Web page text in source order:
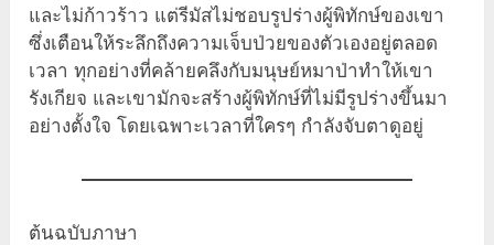
และไม่ก้าวร้าว แต่รีมัสไม่ชอบรูปร่างผู้พิทักษ์ของเขา
ซึ่งเตือนให้ระลึกถึงความเจ็บป่วยของตัวเองอยู่ตลอด
เวลา ทุกอย่างที่คล้ายคลึงกับมนุษย์หมาป่าทำให้เขา
รังเกียจ และเขามักจะสร้างผู้พิทักษ์ที่ไม่มีรูปร่างขึ้นมา
อย่างตั้งใจ โดยเฉพาะเวลาที่ใครๆ กำลังจับตาดูอยู่
ต้นฉบับภาษา